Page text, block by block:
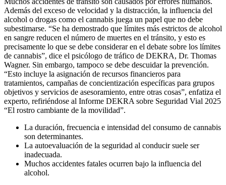
Además del exceso de velocidad y la distracción, la influencia del
alcohol o drogas como el cannabis juega un papel que no debe
subestimarse. “Se ha demostrado que límites más estrictos de alcohol
en sangre reducen el número de muertes en el tránsito, y esto es
precisamente lo que se debe considerar en el debate sobre los límites
de cannabis”, dice el psicólogo de tráfico de DEKRA, Dr. Thomas
Wagner. Sin embargo, tampoco se debe descuidar la prevención.
“Esto incluye la asignación de recursos financieros para
tratamientos, campañas de concientización específicas para grupos
objetivos y servicios de asesoramiento, entre otras cosas”, enfatiza el
experto, refiriéndose al Informe DEKRA sobre Seguridad Vial 2025
“El rostro cambiante de la movilidad”.
La duración, frecuencia e intensidad del consumo de cannabis
son determinantes.
La autoevaluación de la seguridad al conducir suele ser
inadecuada.
Muchos accidentes fatales ocurren bajo la influencia del
alcohol.